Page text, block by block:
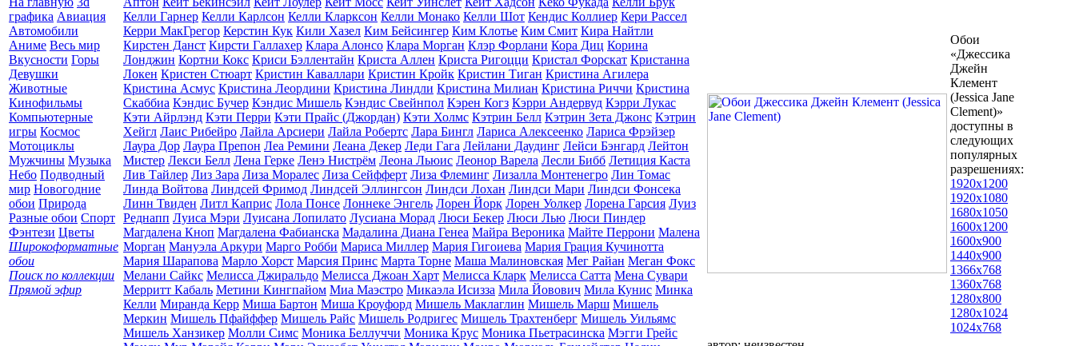
графика Авиация
Автомобили
Аниме Весь мир
Вкусности Горы
Девушки
Животные
Кинофильмы
Компьютерные
игры Космос
Мотоциклы
Мужчины Музыка
Небо Подводный
мир Новогодние
обои Природа
Разные обои Спорт
Фэнтези Цветы
Широкоформатные
обои
Поиск по коллекции
Прямой эфир
Келли Гарнер Келли Карлсон Келли Кларксон Келли Монако Келли Шот Кендис Коллиер Кери Рассел
Керри МакГрегор Керстин Кук Кили Хазел Ким Бейсингер Ким Клотье Ким Смит Кира Найтли
Кирстен Данст Кирсти Галлахер Клара Алонсо Клара Морган Клэр Форлани Кора Диц Корина
Лонджин Кортни Кокс Криси Бэллентайн Криста Аллен Криста Ригоцци Кристал Форскат Кристанна
Локен Кристен Стюарт Кристин Каваллари Кристин Кройк Кристин Тиган Кристина Агилера
Кристина Асмус Кристина Леордини Кристина Линдли Кристина Милиан Кристина Риччи Кристина
Скаббиа Кэндис Бучер Кэндис Мишель Кэндис Свейнпол Кэрен Когз Кэрри Андервуд Кэрри Лукас
Кэти Айрлэнд Кэти Перри Кэти Прайс (Джордан) Кэти Холмс Кэтрин Белл Кэтрин Зета Джонс Кэтрин
Хейгл Лаис Рибейро Лайла Арсиери Лайла Робертс Лара Бингл Лариса Алексеенко Лариса Фрэйзер
Лаура Дор Лаура Препон Леа Ремини Леана Декер Леди Гага Лейлани Даудинг Лейси Бэнгард Лейтон
Мистер Лекси Белл Лена Герке Ленэ Нистрём Леона Льюис Леонор Варела Лесли Бибб Летиция Каста
Лив Тайлер Лиз Зара Лиза Моралес Лиза Сейфферт Лиза Флеминг Лизалла Монтенегро Лин Томас
Линда Войтова Линдсей Фримод Линдсей Эллингсон Линдси Лохан Линдси Мари Линдси Фонсека
Линн Твиден Литл Каприс Лола Понсе Лоннеке Энгель Лорен Йорк Лорен Уолкер Лорена Гарсия Луиз
Реднапп Луиса Мэри Луисана Лопилато Лусиана Морад Люси Бекер Люси Лью Люси Пиндер
Магдалена Кноп Магдалена Фабианска Мадалина Диана Генеа Майра Вероника Майте Перрони Малена
Морган Мануэла Аркури Марго Робби Мариса Миллер Мария Гигоиева Мария Грация Кучинотта
Мария Шарапова Марло Хорст Марсия Принс Марта Торне Маша Малиновская Мег Райан Меган Фокс
Мелани Сайкс Мелисса Джиральдо Мелисса Джоан Харт Мелисса Кларк Мелисса Сатта Мена Сувари
Мерритт Кабаль Метини Кингпайом Миа Маэстро Микаэла Исизза Мила Йовович Мила Кунис Минка
Келли Миранда Керр Миша Бартон Миша Кроуфорд Мишель Маклаглин Мишель Марш Мишель
Меркин Мишель Пфайффер Мишель Райс Мишель Родригес Мишель Трахтенберг Мишель Уильямс
Мишель Ханзикер Молли Симс Моника Беллуччи Моника Крус Моника Пьетрасинска Мэгги Грейс
Обои
«Джессика
Джейн
Клемент
(Jessica Jane
Clement)»
доступны в
следующих
популярных
разрешениях:
1920x1200
1920x1080
1680x1050
1600x1200
1600x900
1440x900
1366x768
1360x768
1280x800
1280x1024
1024x768